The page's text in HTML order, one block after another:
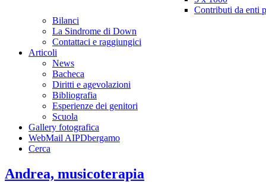
Contributi da enti
Bilanci
La Sindrome di Down
Contattaci e raggiungici
Articoli
News
Bacheca
Diritti e agevolazioni
Bibliografia
Esperienze dei genitori
Scuola
Gallery fotografica
WebMail AIPDbergamo
Cerca
Andrea, musicoterapia